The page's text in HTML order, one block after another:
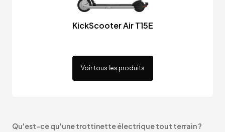
KickScooter Air T15E
Voir tous les produits
Qu'est-ce qu'une trottinette électrique tout terrain ?